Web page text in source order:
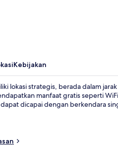
Kebijakan
lokasi strategis, berada dalam
manfaat gratis seperti
dicapai dengan berkendara